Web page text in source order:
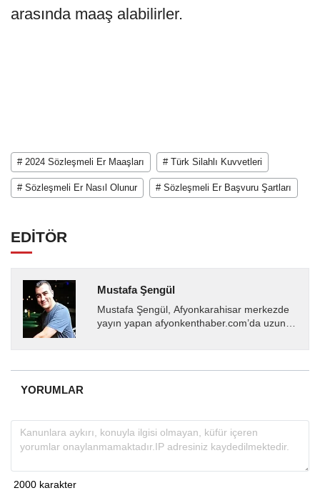
arasında maaş alabilirler.
# 2024 Sözleşmeli Er Maaşları # Türk Silahlı Kuvvetleri
# Sözleşmeli Er Nasıl Olunur # Sözleşmeli Er Başvuru Şartları
EDİTÖR
Mustafa Şengül
Mustafa Şengül, Afyonkarahisar merkezde
yayın yapan afyonkenthaber.com’da uzun
almakta, haber akışı...
YORUMLAR